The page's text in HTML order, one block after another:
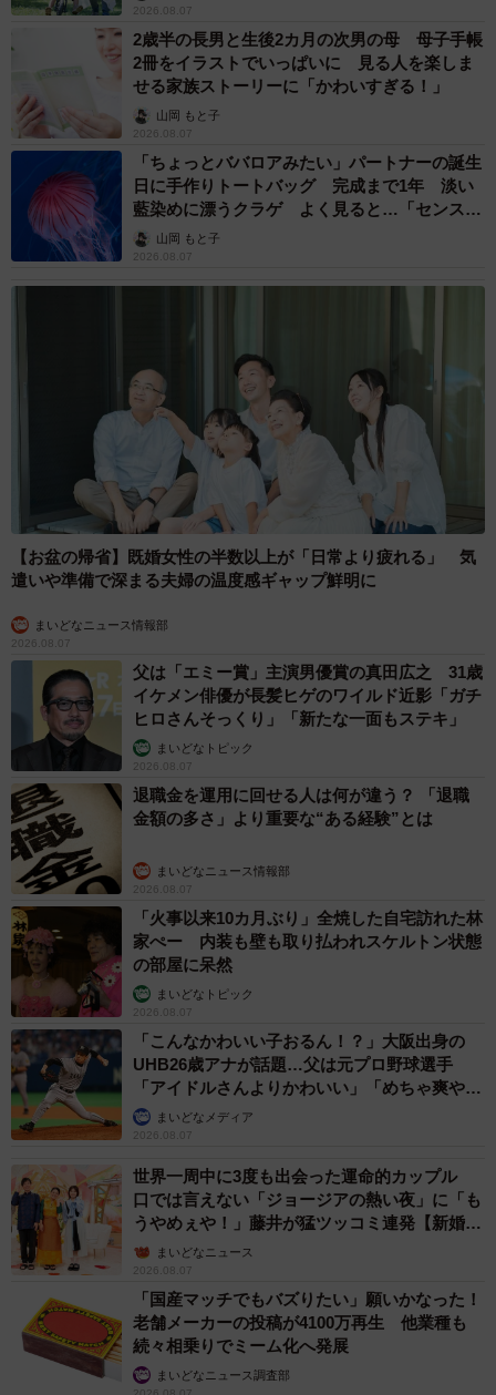
ーー動画の最初、ヴフッとうなってるのが「知らんぷりを
されたタイミング」だったのでしょうね。その後、からか
われたことに気づいて、「ヴーッ…」と言ってますね
（笑）。
「ハルは遠くからでも家族のことはなんとなくわかってい
るのですが、背格好が似てる人に対して間違えることもあ
ります。だから今回も、そうかな？合ってるかな？と、尻
ったのだと思います（笑）」
5/8
「大好きな人」に向かってダッシュ！（動画からキャプチャー／提供：
柴犬ハルさん）
2026.08.07
2歳半の長男と生後2カ月の次男の母 母子手帳
2冊をイラストでいっぱいに 見る人を楽しま
せる家族ストーリーに「かわいすぎる！」
山岡 もと子
2026.08.07
「ちょっとババロアみたい」パートナーの誕生
日に手作りトートバッグ 完成まで1年 淡い
藍染めに漂うクラゲ よく見ると…「センスす
ごい」山岡 もと子
2026.08.07
【お盆の帰省】既婚女性の半数以上が「日常より疲れる」 気
遣いや準備で深まる夫婦の温度感ギャップ鮮明に
まいどなニュース情報部
2026.08.07
父は「エミー賞」主演男優賞の真田広之 31歳
イケメン俳優が長髪ヒゲのワイルド近影「ガチ
ヒロさんそっくり」「新たな一面もステキ」
まいどなトピック
2026.08.07
退職金を運用に回せる人は何が違う？ 「退職
金額の多さ」より重要な“ある経験”とは
まいどなニュース情報部
2026.08.07
「火事以来10カ月ぶり」全焼した自宅訪れた林
家ぺー 内装も壁も取り払われスケルトン状態
の部屋に呆然
まいどなトピック
2026.08.07
「こんなかわいい子おるん！？」大阪出身の
UHB26歳アナが話題…父は元プロ野球選手
「アイドルさんよりかわいい」「めちゃ爽や
か」まいどなメディア
2026.08.07
世界一周中に3度も出会った運命的カップル
口では言えない「ジョージアの熱い夜」に「も
うやめぇや！」藤井が猛ツッコミ連発【新婚さ
ん】まいどなニュース
2026.08.07
「国産マッチでもバズりたい」願いかなった！
老舗メーカーの投稿が4100万再生 他業種も
続々相乗りでミーム化へ発展
まいどなニュース調査部